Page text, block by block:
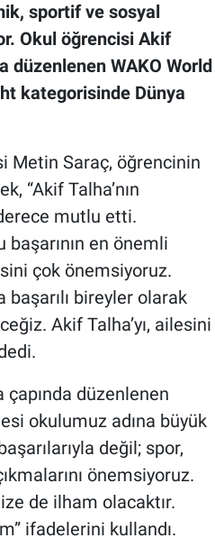
sportif ve sosyal
Okul öğrencisi Akif
düzenlenen WAKO World
kategorisinde Dünya
Metin Saraç, öğrencinin
“Akif Talha’nın
mutlu etti.
başarının en önemli
çok önemsiyoruz.
bireyler olarak
Akif Talha’yı, ailesini
düzenlenen
okulumuz adına büyük
değil; spor,
önemsiyoruz.
de ilham olacaktır.
ifadelerini kullandı.